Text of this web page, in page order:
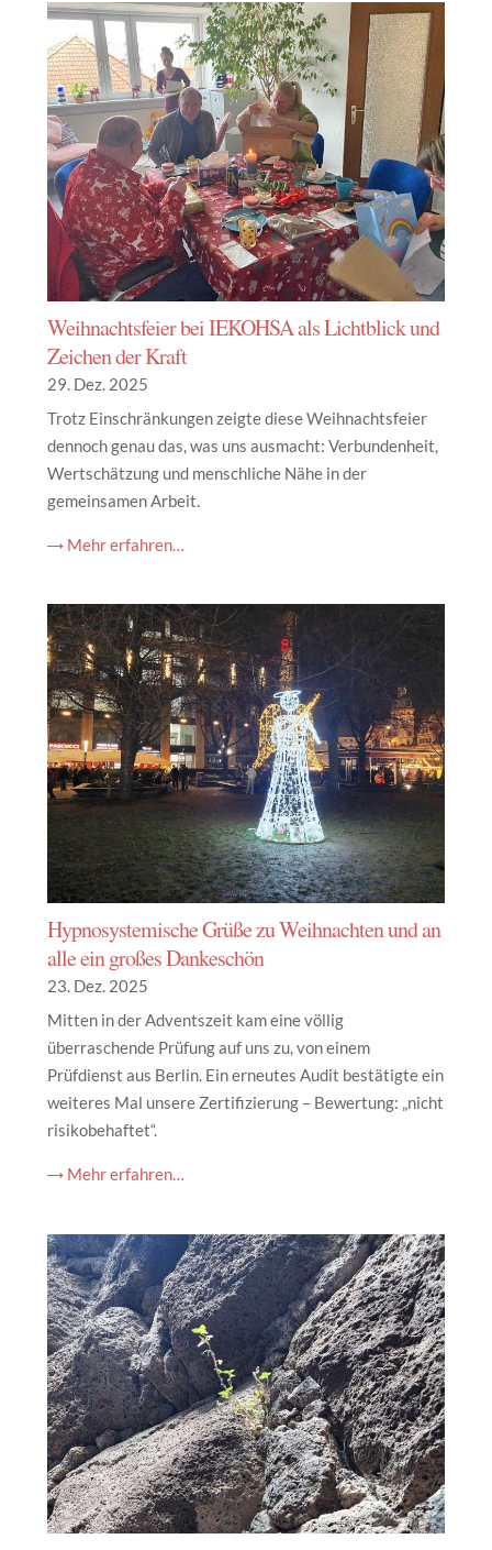
Weihnachtsfeier bei IEKOHSA als Lichtblick und
Zeichen der Kraft
29. Dez. 2025
Trotz Einschränkungen zeigte diese Weihnachtsfeier
dennoch genau das, was uns ausmacht: Verbundenheit,
Wertschätzung und menschliche Nähe in der
gemeinsamen Arbeit.
→ Mehr erfahren…
Hypnosystemische Grüße zu Weihnachten und an
alle ein großes Dankeschön
23. Dez. 2025
Mitten in der Adventszeit kam eine völlig
überraschende Prüfung auf uns zu, von einem
Prüfdienst aus Berlin. Ein erneutes Audit bestätigte ein
weiteres Mal unsere Zertifizierung – Bewertung: „nicht
risikobehaftet“.
→ Mehr erfahren…